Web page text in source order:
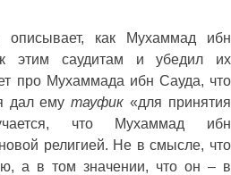
описывает, как Мухаммад ибн
этим саудитам и убедил их
про Мухаммада ибн Сауда, что
дал емутауфик«для принятия
что Мухаммад ибн
религией. Не в смысле, что
а в том значении, что он – в